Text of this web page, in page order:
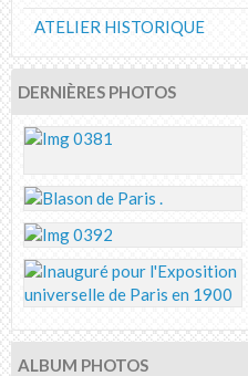
ATELIER HISTORIQUE
DERNIÈRES PHOTOS
ALBUM PHOTOS